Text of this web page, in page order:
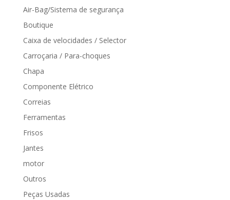
Air-Bag/Sistema de segurança
Boutique
Caixa de velocidades / Selector
Carroçaria / Para-choques
Chapa
Componente Elétrico
Correias
Ferramentas
Frisos
Jantes
motor
Outros
Peças Usadas